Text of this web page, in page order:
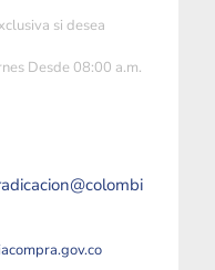
si desea
Desde 08:00 a.m.